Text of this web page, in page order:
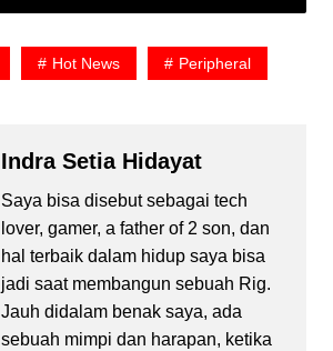
Hot News Peripheral
Indra Setia Hidayat
Saya bisa disebut sebagai tech
lover, gamer, a father of 2 son, dan
hal terbaik dalam hidup saya bisa
jadi saat membangun sebuah Rig.
Jauh didalam benak saya, ada
sebuah mimpi dan harapan, ketika